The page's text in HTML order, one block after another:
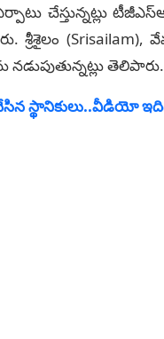
చేస్తున్నట్లు
శ్రీశైలం (Srisailam),
తెలిపారు.
చేసిన స్థానికులు..వీడియో